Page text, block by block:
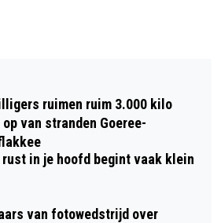
MET GROENLINKS-
EN TIMMERMANNEN
KLUSBEROEPEN
ruimen ruim 3.000 kilo
van stranden Goeree-
rust in je hoofd begint vaak klein
van fotowedstrijd over